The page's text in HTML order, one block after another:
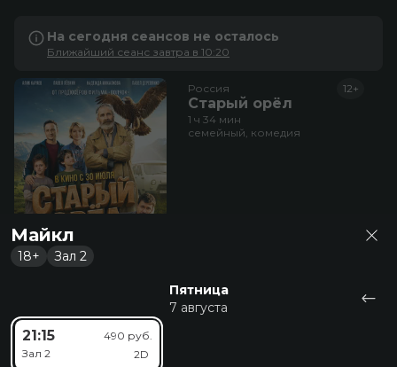
На сегодня сеансов не осталось
Ближайший сеанс завтра в 10:20
Россия
Старый орёл
12+
1 ч 34 мин
семейный, комедия
На сегодня сеансов не осталось
Ближайший сеанс завтра в 10:15
Майкл
18+ Зал 2
Пятница
7 августа
21:15
Зал 2
490 руб.
2D